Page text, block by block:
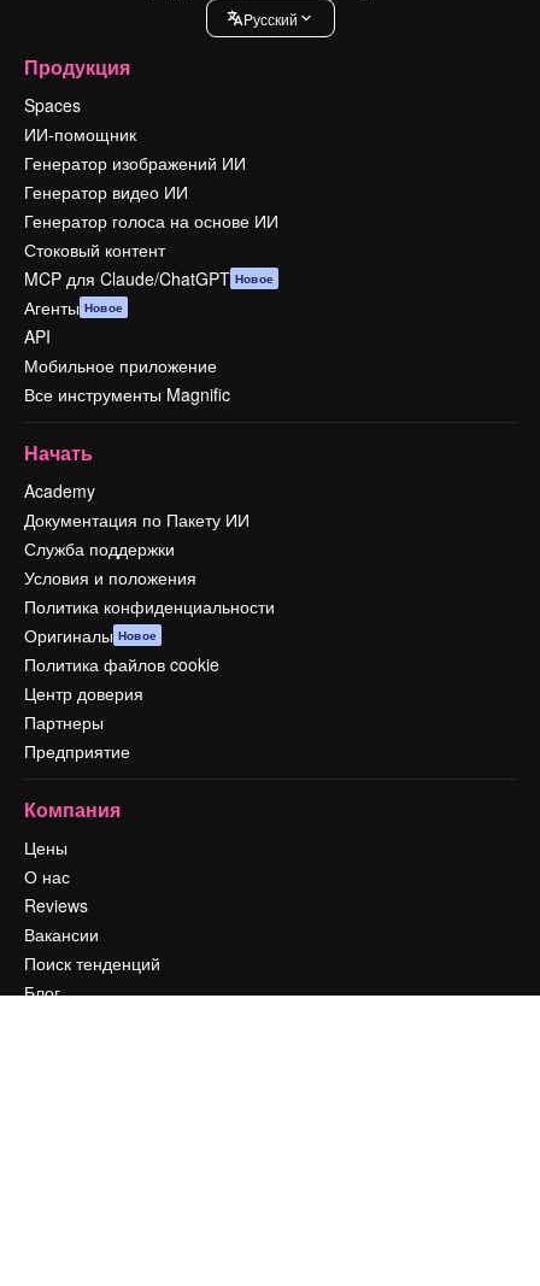
Pусский
Продукция
Spaces
ИИ-помощник
Генератор изображений ИИ
Генератор видео ИИ
Генератор голоса на основе ИИ
Стоковый контент
MCP для Claude/ChatGPT Новое
Агенты Новое
API
Мобильное приложение
Все инструменты Magnific
Начать
Academy
Документация по Пакету ИИ
Служба поддержки
Условия и положения
Политика конфиденциальности
Оригиналы Новое
Политика файлов cookie
Центр доверия
Партнеры
Предприятие
Компания
Цены
О нас
Reviews
Вакансии
Поиск тенденций
Блог